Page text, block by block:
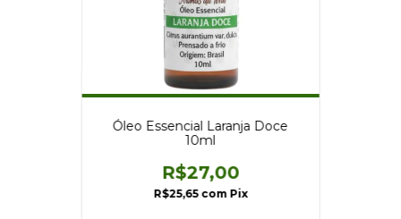
Óleo Essencial Laranja Doce
10ml
R$27,00
R$25,65 com Pix